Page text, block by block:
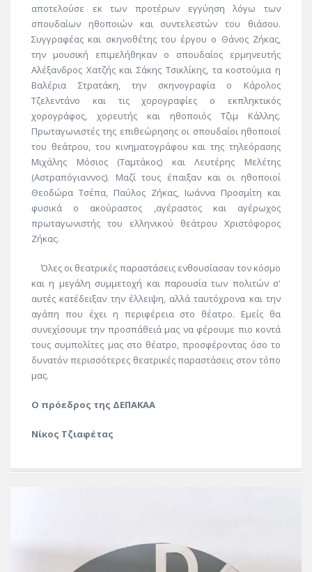
αποτελούσε εκ των προτέρων εγγύηση λόγω των
σπουδαίων ηθοποιών και συντελεστών του θιάσου.
Συγγραφέας και σκηνοθέτης του έργου ο Θάνος Ζήκας,
την μουσική επιμελήθηκαν ο σπουδαίος ερμηνευτής
Αλέξανδρος Χατζής και Σάκης Τσικλίκης, τα κοστούμια η
Βαλέρια Στρατάκη, την σκηνογραφία ο Κάρολος
Τζελεντάνο και τις χορογραφίες ο εκπληκτικός
χορογράφος, χορευτής και ηθοποιός Τζιμ Κάλλης.
Πρωταγωνιστές της επιθεώρησης οι σπουδαίοι ηθοποιοί
του θεάτρου, του κινηματογράφου και της τηλεόρασης
Μιχάλης Μόσιος (Ταμτάκος) και Λευτέρης Μελέτης
(Αστραπόγιαννος). Μαζί τους έπαιξαν και οι ηθοποιοί
Θεοδώρα Τσέπα, Παύλος Ζήκας, Ιωάννα Προσμίτη και
φυσικά ο ακούραστος ,αγέραστος και αγέρωχος
πρωταγωνιστής του ελληνικού θεάτρου Χριστόφορος
Ζήκας.
Όλες οι θεατρικές παραστάσεις ενθουσίασαν τον κόσμο
και η μεγάλη συμμετοχή και παρουσία των πολιτών σ'
αυτές κατέδειξαν την έλλειψη, αλλά ταυτόχρονα και την
αγάπη που έχει η περιφέρεια στο θέατρο. Εμείς θα
συνεχίσουμε την προσπάθειά μας να φέρουμε πιο κοντά
τους συμπολίτες μας στο θέατρο, προσφέροντας όσο το
δυνατόν περισσότερες θεατρικές παραστάσεις στον τόπο
μας.
Ο πρόεδρος της ΔΕΠΑΚΑΑ
Νίκος Τζιαφέτας